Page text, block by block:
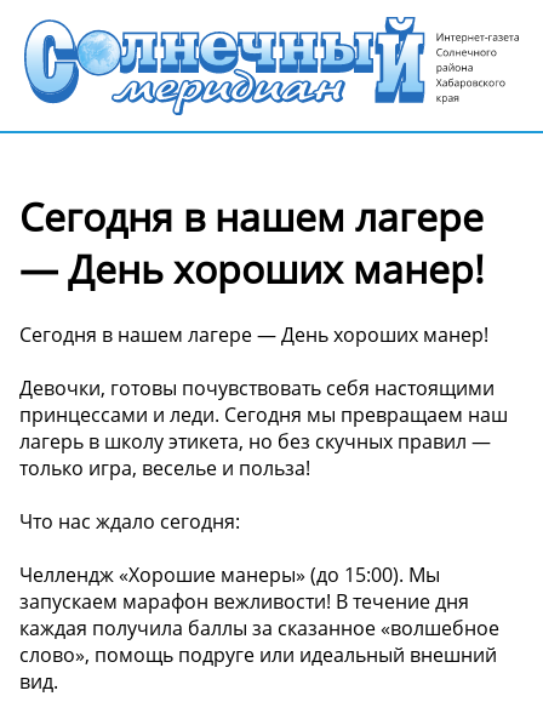
Сегодня в нашем лагере
— День хороших манер!
Сегодня в нашем лагере — День хороших манер!
Девочки, готовы почувствовать себя настоящими
принцессами и леди. Сегодня мы превращаем наш
лагерь в школу этикета, но без скучных правил —
только игра, веселье и польза!
Что нас ждало сегодня:
Челлендж «Хорошие манеры» (до 15:00). Мы
запускаем марафон вежливости! В течение дня
каждая получила баллы за сказанное «волшебное
слово», помощь подруге или идеальный внешний
вид.